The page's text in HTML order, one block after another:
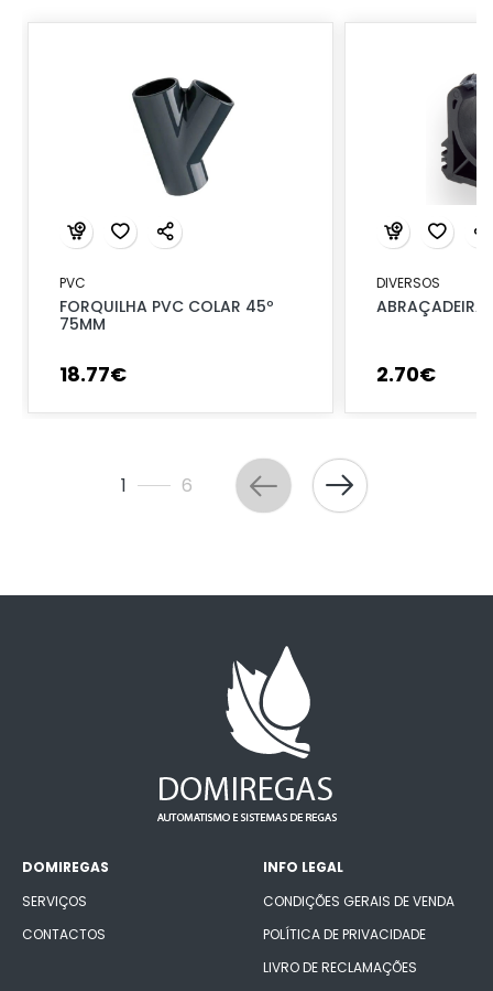
PVC
FORQUILHA PVC COLAR 45º
75MM
18.77€
DIVERSOS
ABRAÇADEIRA
2.70€
1 6
DOMIREGAS
SERVIÇOS
CONTACTOS
INFO LEGAL
CONDIÇÕES GERAIS DE VENDA
POLÍTICA DE PRIVACIDADE
LIVRO DE RECLAMAÇÕES